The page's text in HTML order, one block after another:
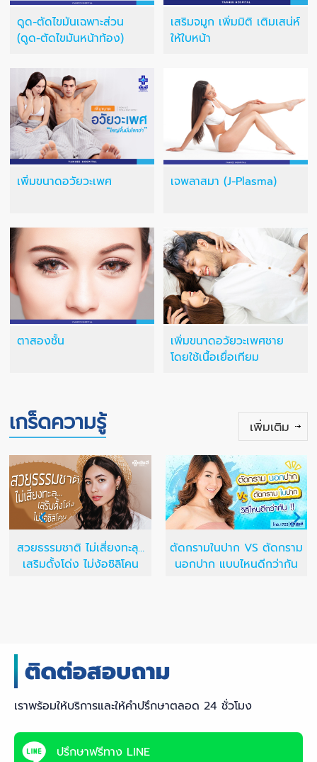
ดูด-ตัดไขมันเฉพาะส่วน
(ดูด-ตัดไขมันหน้าท้อง)
เสริมจมูก เพิ่มมิติ เติมเสน่ห์
ให้ใบหน้า
เพิ่มขนาดอวัยวะเพศ เจพลาสมา (J-Plasma)
ตาสองชั้น
เพิ่มขนาดอวัยวะเพศชาย
โดยใช้เนื้อเยื่อเทียม
เกร็ดความรู้ เพิ่มเติม
สวยธรรมชาติ ไม่เสี่ยงทะลุ…
เสริมดั้งโด่ง ไม่ง้อซิลิโคน
ตัดกรามในปาก VS ตัดกราม
นอกปาก แบบไหนดีกว่ากัน
เราพร้อมให้บริการและให้คำปรึกษาตลอด 24 ชั่วโมง
ปรึกษาฟรีทาง LINE